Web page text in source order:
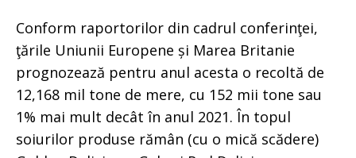
Conform raportorilor din cadrul conferinţei,
ţările Uniunii Europene și Marea Britanie
prognozează pentru anul acesta o recoltă de
12,168 mil tone de mere, cu 152 mii tone sau
1% mai mult decât în anul 2021. În topul
soiurilor produse rămân (cu o mică scădere)